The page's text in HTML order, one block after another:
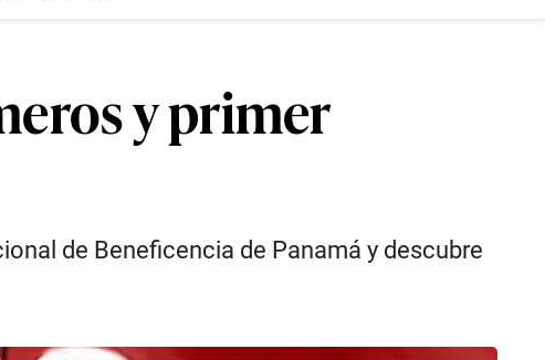
y primer
de Beneficencia de Panamá y descubre